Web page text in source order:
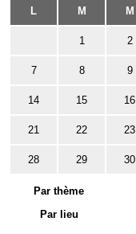
L M M
1 2
7 8 9
14 15 16
21 22 23
28 29 30
Par thème
Par lieu